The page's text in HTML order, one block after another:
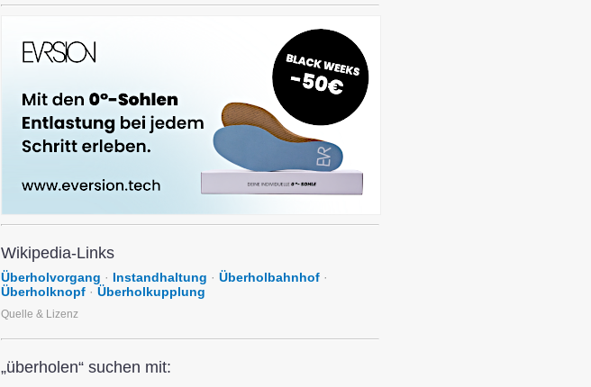
Wikipedia-Links
Überholvorgang · Instandhaltung · Überholbahnhof ·
Überholknopf · Überholkupplung
Quelle & Lizenz
„überholen“ suchen mit: